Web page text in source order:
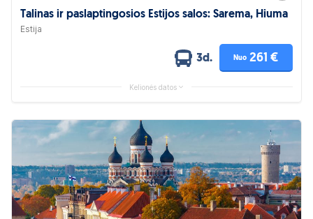
Talinas ir paslaptingosios Estijos salos: Sarema, Hiuma
Estija
3d. Nuo 261 €
Kelionės datos